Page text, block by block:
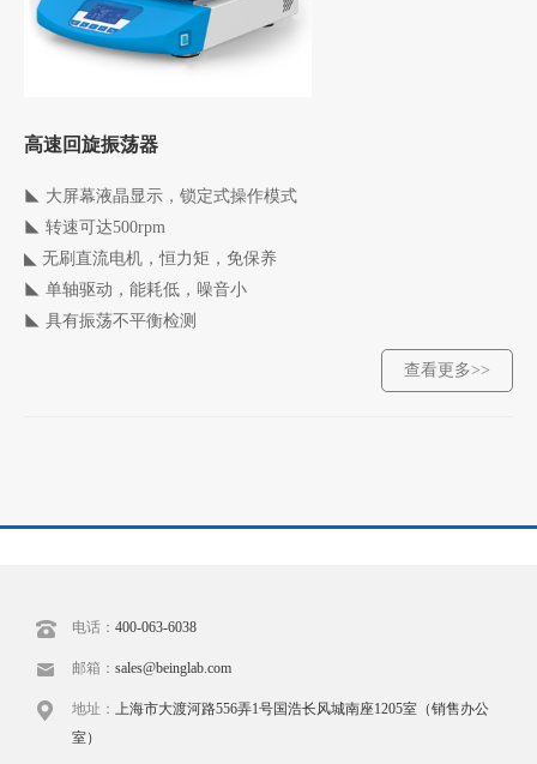
高速回旋振荡器
◣ 大屏幕液晶显示，锁定式操作模式
◣ 转速可达500rpm
◣ 无刷直流电机，恒力矩，免保养
◣ 单轴驱动，能耗低，噪音小
◣ 具有振荡不平衡检测
查看更多>>
电话： 400-063-6038
邮箱： sales@beinglab.com
地址： 上海市大渡河路556弄1号国浩长风城南座1205室（销售办公
室）